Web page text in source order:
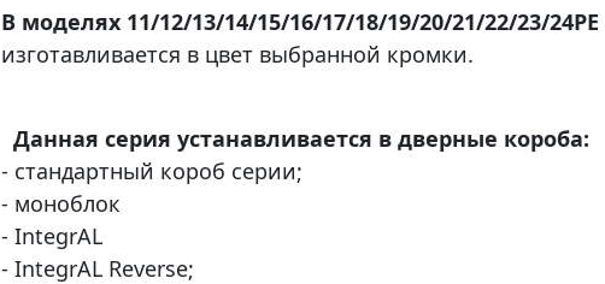
В моделях 11/12/13/14/15/16/17/18/19/20/21/22/23/24PE
изготавливается в цвет выбранной кромки.
Данная серия устанавливается в дверные короба:
- стандартный короб серии;
- моноблок
- IntegrAL
- IntegrAL Reverse;